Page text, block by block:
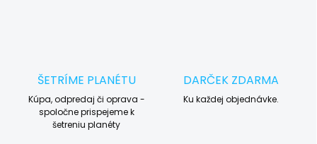
ŠETRÍME PLANÉTU
Kúpa, odpredaj či oprava -
spoločne prispejeme k
šetreniu planéty
DARČEK ZDARMA
Ku každej objednávke.